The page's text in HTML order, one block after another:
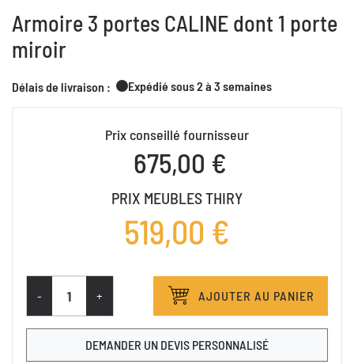
Armoire 3 portes CALINE dont 1 porte
miroir
Délais de livraison : Expédié sous 2 à 3 semaines
Prix conseillé fournisseur
675,00 €
PRIX MEUBLES THIRY
519,00 €
- + AJOUTER AU PANIER
DEMANDER UN DEVIS PERSONNALISÉ